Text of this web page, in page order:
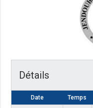
Détails
Date Temps